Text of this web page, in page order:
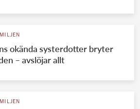
okända systerdotter bryter
– avslöjar allt